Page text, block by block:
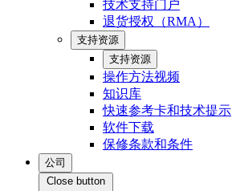
技术支持门户
退货授权（RMA）
支持资源
支持资源
操作方法视频
知识库
快速参考卡和技术提示
软件下载
保修条款和条件
公司
Close button